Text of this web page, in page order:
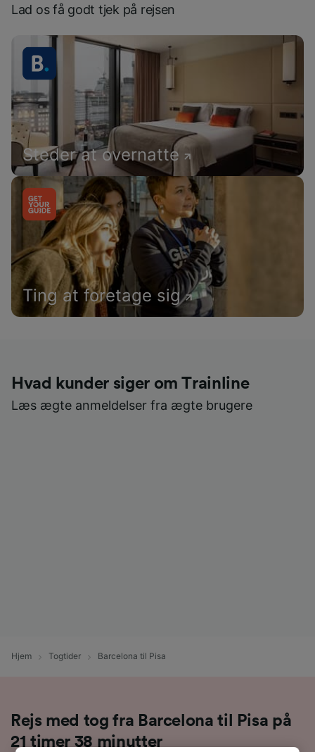
Lad os få godt tjek på rejsen
Steder at overnatte
Ting at foretage sig
Hvad kunder siger om Trainline
Læs ægte anmeldelser fra ægte brugere
Hjem Togtider Barcelona til Pisa
Rejs med tog fra Barcelona til Pisa på
21 timer 38 minutter